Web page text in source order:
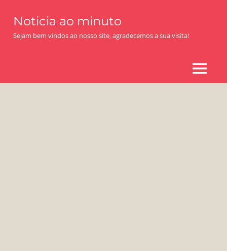
content
Noticia ao minuto
Sejam bem vindos ao nosso site, agradecemos a sua visita!
MENU